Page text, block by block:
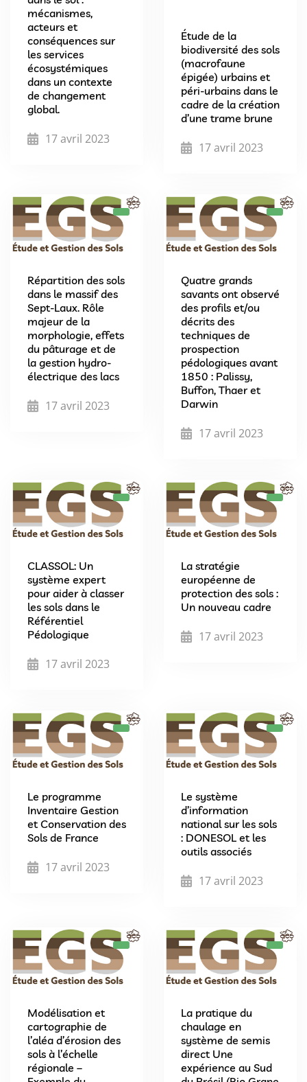
mécanismes,
acteurs et
conséquences sur
les services
écosystémiques
dans un contexte
de changement
global.
17 avril 2023
Étude de la
biodiversité des sols
(macrofaune
épigée) urbains et
péri-urbains dans le
cadre de la création
d’une trame brune
17 avril 2023
Répartition des sols
dans le massif des
Sept-Laux. Rôle
majeur de la
morphologie, effets
du pâturage et de
la gestion hydro-
électrique des lacs
17 avril 2023
Quatre grands
savants ont observé
des profils et/ou
décrits des
techniques de
prospection
pédologiques avant
1850 : Palissy,
Buffon, Thaer et
Darwin
17 avril 2023
CLASSOL: Un
système expert
pour aider à classer
les sols dans le
Référentiel
Pédologique
17 avril 2023
La stratégie
européenne de
protection des sols :
Un nouveau cadre
17 avril 2023
Le programme
Inventaire Gestion
et Conservation des
Sols de France
17 avril 2023
Le système
d’information
national sur les sols
: DONESOL et les
outils associés
17 avril 2023
Modélisation et
cartographie de
l’aléa d’érosion des
sols à l’échelle
régionale –
La pratique du
chaulage en
système de semis
direct Une
expérience au Sud